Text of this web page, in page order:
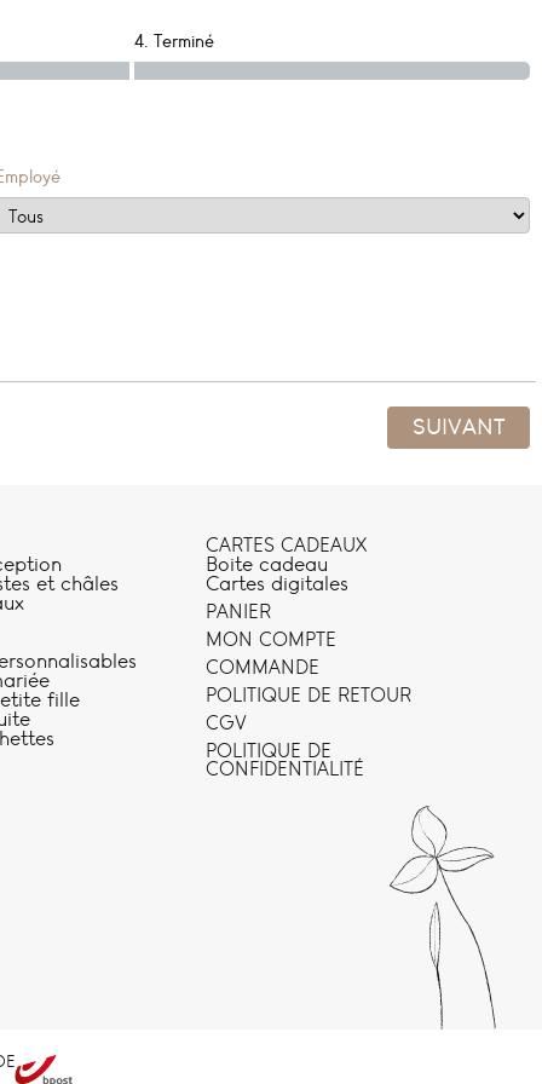
4. Terminé
SUIVANT
et châles
fille
CARTES CADEAUX
Boite cadeau
Cartes digitales
PANIER
MON COMPTE
COMMANDE
POLITIQUE DE RETOUR
CGV
POLITIQUE DE
CONFIDENTIALITÉ